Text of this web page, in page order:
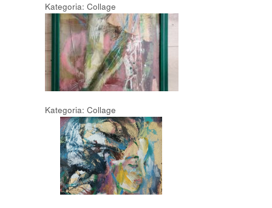
Kategoria: Collage
Kategoria: Collage